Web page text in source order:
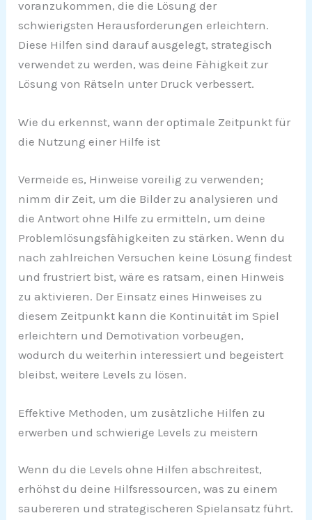
voranzukommen, die die Lösung der
schwierigsten Herausforderungen erleichtern.
Diese Hilfen sind darauf ausgelegt, strategisch
verwendet zu werden, was deine Fähigkeit zur
Lösung von Rätseln unter Druck verbessert.
Wie du erkennst, wann der optimale Zeitpunkt für
die Nutzung einer Hilfe ist
Vermeide es, Hinweise voreilig zu verwenden;
nimm dir Zeit, um die Bilder zu analysieren und
die Antwort ohne Hilfe zu ermitteln, um deine
Problemlösungsfähigkeiten zu stärken. Wenn du
nach zahlreichen Versuchen keine Lösung findest
und frustriert bist, wäre es ratsam, einen Hinweis
zu aktivieren. Der Einsatz eines Hinweises zu
diesem Zeitpunkt kann die Kontinuität im Spiel
erleichtern und Demotivation vorbeugen,
wodurch du weiterhin interessiert und begeistert
bleibst, weitere Levels zu lösen.
Effektive Methoden, um zusätzliche Hilfen zu
erwerben und schwierige Levels zu meistern
Wenn du die Levels ohne Hilfen abschreitest,
erhöhst du deine Hilfsressourcen, was zu einem
saubereren und strategischeren Spielansatz führt.